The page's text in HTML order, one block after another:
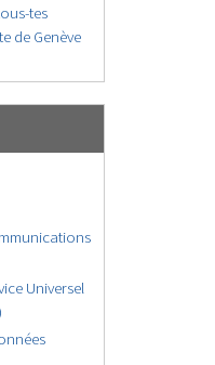
tes
de Genève
Universel